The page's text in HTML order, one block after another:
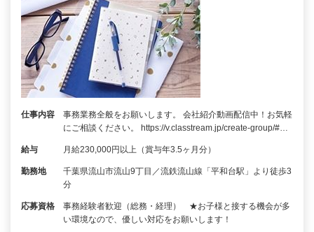
仕事内容
事務業務全般をお願いします。 会社紹介動画配信中！お気軽
にご相談ください。 https://v.classtream.jp/create-group/#…
給与 月給230,000円以上（賞与年3.5ヶ月分）
勤務地
千葉県流山市流山9丁目／流鉄流山線「平和台駅」より徒歩3
分
応募資格
事務経験者歓迎（総務・経理） ★お子様と接する機会が多
い環境なので、優しい対応をお願いします！